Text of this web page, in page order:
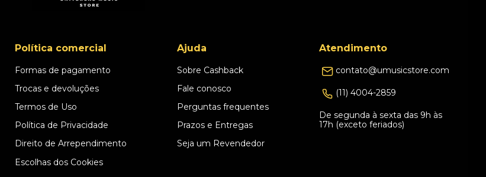
Política comercial
Formas de pagamento
Trocas e devoluções
Termos de Uso
Política de Privacidade
Direito de Arrependimento
Escolhas dos Cookies
Ajuda
Sobre Cashback
Fale conosco
Perguntas frequentes
Prazos e Entregas
Seja um Revendedor
Atendimento
contato@umusicstore.com
(11) 4004-2859
De segunda à sexta das 9h às
17h (exceto feriados)